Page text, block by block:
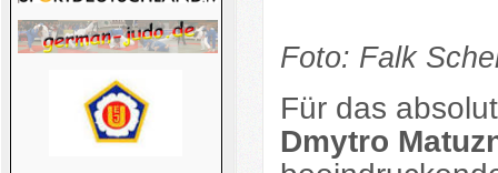
Foto: Falk
Für das
Dmytro